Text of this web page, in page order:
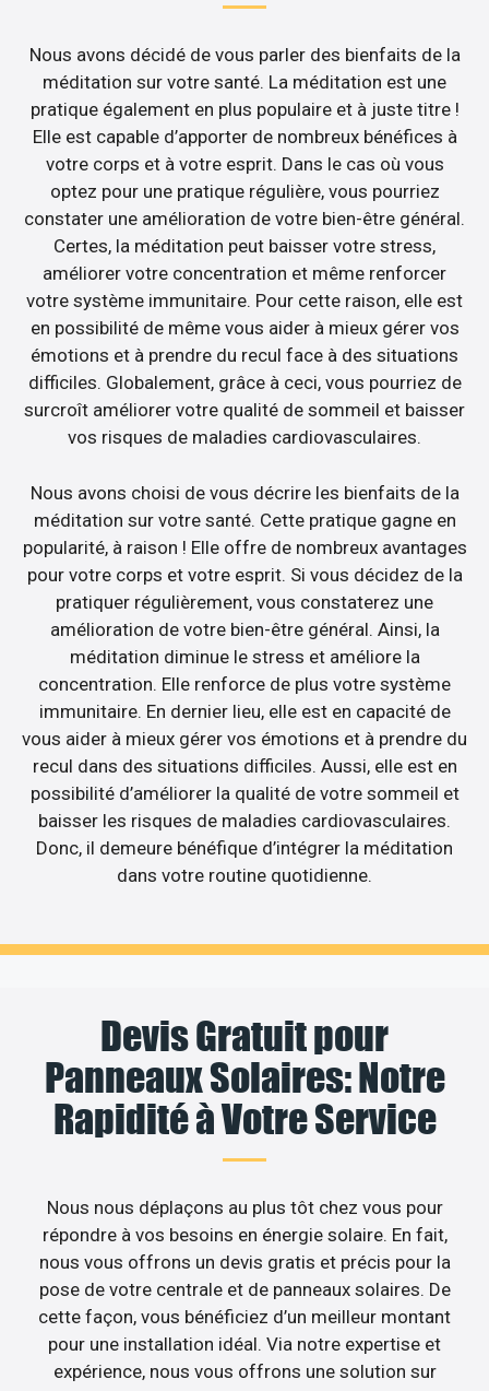
Nous avons décidé de vous parler des bienfaits de la
méditation sur votre santé. La méditation est une
pratique également en plus populaire et à juste titre !
Elle est capable d’apporter de nombreux bénéfices à
votre corps et à votre esprit. Dans le cas où vous
optez pour une pratique régulière, vous pourriez
constater une amélioration de votre bien-être général.
Certes, la méditation peut baisser votre stress,
améliorer votre concentration et même renforcer
votre système immunitaire. Pour cette raison, elle est
en possibilité de même vous aider à mieux gérer vos
émotions et à prendre du recul face à des situations
difficiles. Globalement, grâce à ceci, vous pourriez de
surcroît améliorer votre qualité de sommeil et baisser
vos risques de maladies cardiovasculaires.
Nous avons choisi de vous décrire les bienfaits de la
méditation sur votre santé. Cette pratique gagne en
popularité, à raison ! Elle offre de nombreux avantages
pour votre corps et votre esprit. Si vous décidez de la
pratiquer régulièrement, vous constaterez une
amélioration de votre bien-être général. Ainsi, la
méditation diminue le stress et améliore la
concentration. Elle renforce de plus votre système
immunitaire. En dernier lieu, elle est en capacité de
vous aider à mieux gérer vos émotions et à prendre du
recul dans des situations difficiles. Aussi, elle est en
possibilité d’améliorer la qualité de votre sommeil et
baisser les risques de maladies cardiovasculaires.
Donc, il demeure bénéfique d’intégrer la méditation
dans votre routine quotidienne.
Devis Gratuit pour
Panneaux Solaires: Notre
Rapidité à Votre Service
Nous nous déplaçons au plus tôt chez vous pour
répondre à vos besoins en énergie solaire. En fait,
nous vous offrons un devis gratis et précis pour la
pose de votre centrale et de panneaux solaires. De
cette façon, vous bénéficiez d’un meilleur montant
pour une installation idéal. Via notre expertise et
expérience, nous vous offrons une solution sur